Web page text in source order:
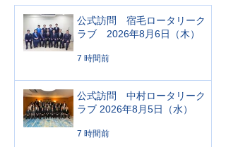
公式訪問 宿毛ロータリーク
ラブ 2026年8月6日（木）
7 時間前
公式訪問 中村ロータリーク
ラブ 2026年8月5日（水）
7 時間前